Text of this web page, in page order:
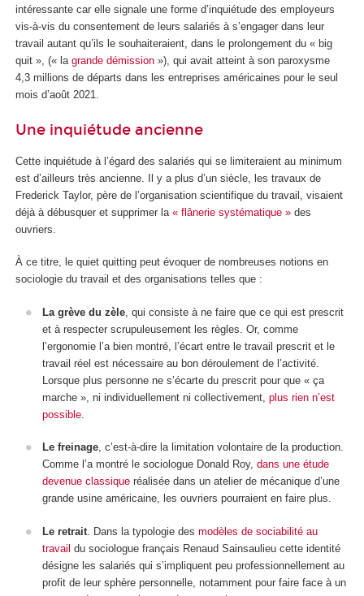
intéressante car elle signale une forme d’inquiétude des employeurs
vis-à-vis du consentement de leurs salariés à s’engager dans leur
travail autant qu’ils le souhaiteraient, dans le prolongement du « big
quit », (« la grande démission »), qui avait atteint à son paroxysme
4,3 millions de départs dans les entreprises américaines pour le seul
mois d’août 2021.
Une inquiétude ancienne
Cette inquiétude à l’égard des salariés qui se limiteraient au minimum
est d’ailleurs très ancienne. Il y a plus d’un siècle, les travaux de
Frederick Taylor, père de l’organisation scientifique du travail, visaient
déjà à débusquer et supprimer la « flânerie systématique » des
ouvriers.
À ce titre, le quiet quitting peut évoquer de nombreuses notions en
sociologie du travail et des organisations telles que :
La grève du zèle, qui consiste à ne faire que ce qui est prescrit
et à respecter scrupuleusement les règles. Or, comme
l’ergonomie l’a bien montré, l’écart entre le travail prescrit et le
travail réel est nécessaire au bon déroulement de l’activité.
Lorsque plus personne ne s’écarte du prescrit pour que « ça
marche », ni individuellement ni collectivement, plus rien n’est
possible.
Le freinage, c’est-à-dire la limitation volontaire de la production.
Comme l’a montré le sociologue Donald Roy, dans une étude
devenue classiqueréalisée dans un atelier de mécanique d’une
grande usine américaine, les ouvriers pourraient en faire plus.
Le retrait. Dans la typologie des modèles de sociabilité au
travail du sociologue français Renaud Sainsaulieu cette identité
désigne les salariés qui s’impliquent peu professionnellement au
profit de leur sphère personnelle, notamment pour faire face à un